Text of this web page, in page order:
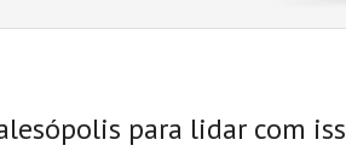
para lidar com